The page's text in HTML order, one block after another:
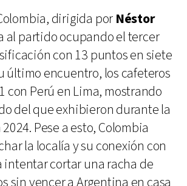
dirigida por Néstor
al partido ocupando el tercer
con 13 puntos en siete
último encuentro, los cafeteros
con Perú en Lima, mostrando
del que exhibieron durante la
Pese a esto, Colombia
la localía y su conexión con
intentar cortar una racha de
sin vencer a Argentina en casa